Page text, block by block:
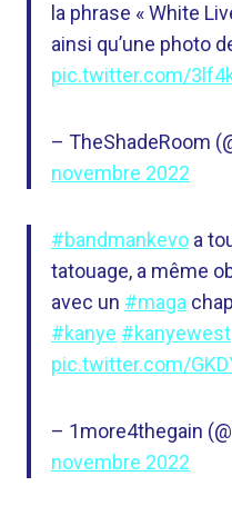
la phrase « White
ainsi qu’une photo
pic.twitter.com/
– TheShadeRoom
novembre 2022
#bandmankevo a
tatouage, a même
avec un #maga
#kanye #kanyewest
pic.twitter.com/
– 1more4thegain
novembre 2022